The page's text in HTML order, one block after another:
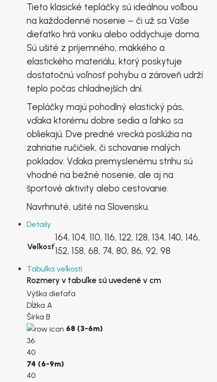
Tieto klasické tepláčky sú ideálnou voľbou
na každodenné nosenie – či už sa Vaše
dieťatko hrá vonku alebo oddychuje doma.
Sú ušité z príjemného, mäkkého a
elastického materiálu, ktorý poskytuje
dostatočnú voľnosť pohybu a zároveň udrží
teplo počas chladnejších dní.
Tepláčky majú pohodlný elastický pás,
vďaka ktorému dobre sedia a ľahko sa
obliekajú. Dve predné vrecká poslúžia na
zahriatie ručičiek, či schovanie malých
pokladov. Vďaka premyslenému strihu sú
vhodné na bežné nosenie, ale aj na
športové aktivity alebo cestovanie.
Navrhnuté, ušité na Slovensku.
Detaily
Veľkosť
164, 104, 110, 116, 122, 128, 134, 140, 146,
152, 158, 68, 74, 80, 86, 92, 98
Tabuľka veľkostí
Rozmery v tabuľke sú uvedené v cm
Výška dieťaťa
Dĺžka A
Šírka B
68 (3-6m)
36
40
74 (6-9m)
40